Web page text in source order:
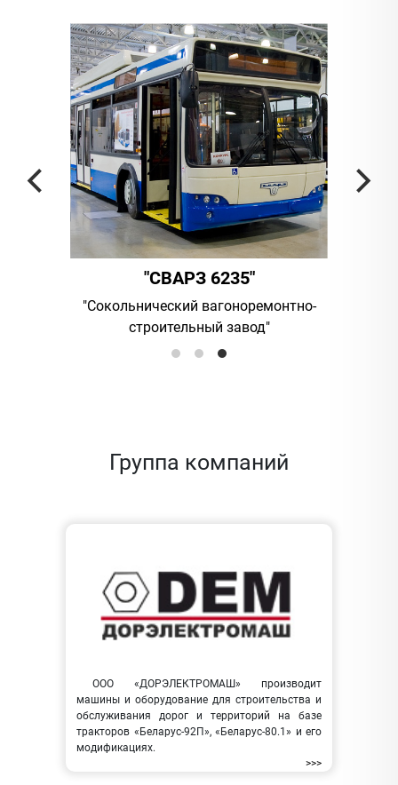
"СВАРЗ 6235"
"Сокольнический вагоноремонтно-
строительный завод"
Группа компаний
ООО «ДОРЭЛЕКТРОМАШ» производит
машины и оборудование для строительства и
обслуживания дорог и территорий на базе
тракторов «Беларус-92П», «Беларус-80.1» и его
модификациях.
>>>